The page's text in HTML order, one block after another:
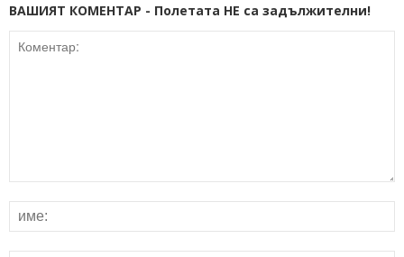
ВАШИЯТ КОМЕНТАР - Полетата НЕ са задължителни!